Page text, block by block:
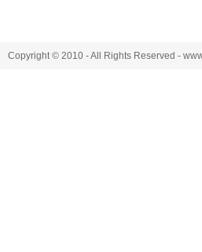
Copyright © 2010 - All Rights Reserved -